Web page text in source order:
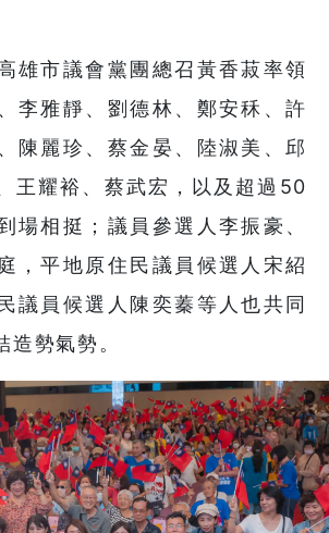
雄市議會黨團總召黃香菽率領
李雅靜、劉德林、鄭安秝、許
陳麗珍、蔡金晏、陸淑美、邱
王耀裕、蔡武宏，以及超過50
場相挺；議員參選人李振豪、
，平地原住民議員候選人宋紹
議員候選人陳奕蓁等人也共同
造勢氣勢。